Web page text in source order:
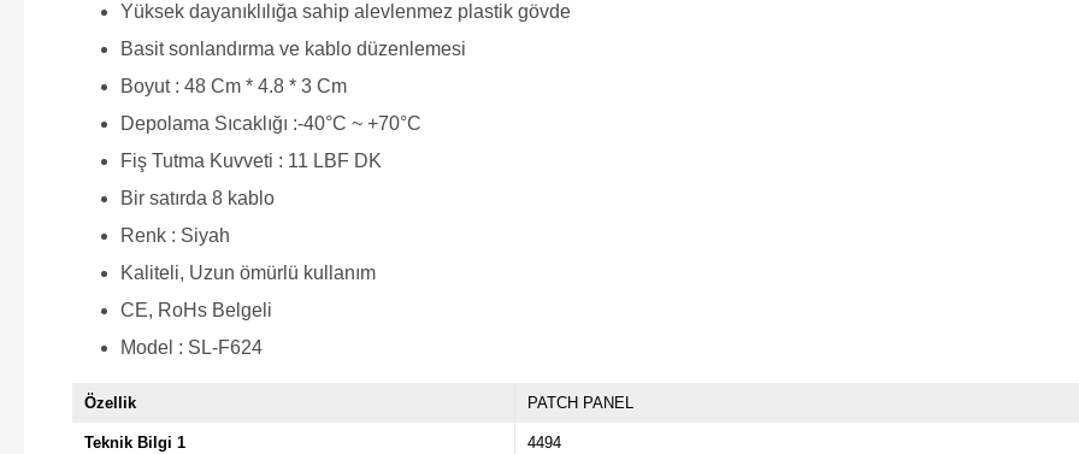
Yüksek dayanıklılığa sahip alevlenmez plastik gövde
Basit sonlandırma ve kablo düzenlemesi
Boyut : 48 Cm * 4.8 * 3 Cm
Depolama Sıcaklığı :-40°C ~ +70°C
Fiş Tutma Kuvveti : 11 LBF DK
Bir satırda 8 kablo
Renk : Siyah
Kaliteli, Uzun ömürlü kullanım
CE, RoHs Belgeli
Model : SL-F624
Özellik PATCH PANEL
Teknik Bilgi 1 4494